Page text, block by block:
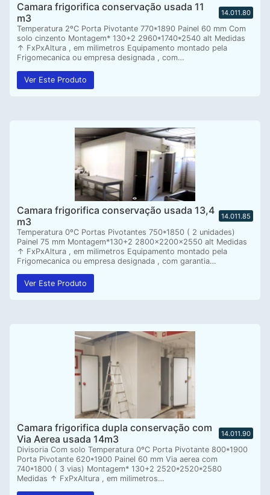
Camara frigorifica conservação usada 11
m3
14.011.80
Temperatura 2ºC Porta Pivotante 770*1890 Painel 60 mm Com
solo cinzento Montagem* 130+2 2960*1740*2540 alt Medidas
↑ FxPxAltura , em milimetros Equipamento montado pela
Frigomecanica ou empresa designada , com…
Ver Este Produto
Camara frigorifica conservação usada 13,4
m3
14.011.85
Temperatura 0ºC Portas Pivotantes 750*1850 ( 2 unidades)
Painel 75 mm Montagem*130+2 2800x2200x2550 alt Medidas
↑ FxPxAltura , em milimetros Equipamento montado pela
Frigomecanica ou empresa designada , com garantia…
Ver Este Produto
Camara frigorifica dupla conservação com
Via Aerea usada 14m3
14.011.90
Divisoria Com solo Temperatura 0ºC Porta Pivotante 800*1900
Porta Pivotante 620*1900 Painel 60 mm Via aerea com
740*1800 ( 3 vias) Montagem* 130+2 2520*2520*2580
Medidas ↑ FxPxAltura , em milimetros…